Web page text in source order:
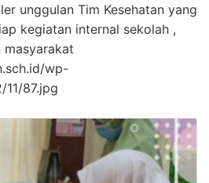
unggulan Tim Kesehatan yang
kegiatan internal sekolah ,
masyarakat
wp-
87.jpg